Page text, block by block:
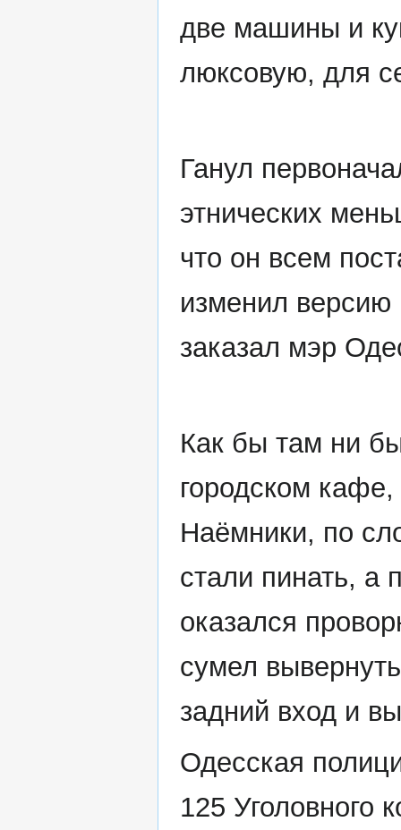
две машины и
люксовую, для
Ганул
этнических
что он всем
изменил версию
заказал мэр
Как бы там ни
городском
Наёмники, по
стали пинать, а
оказался
сумел
задний вход и
Одесская
125 Уголовного